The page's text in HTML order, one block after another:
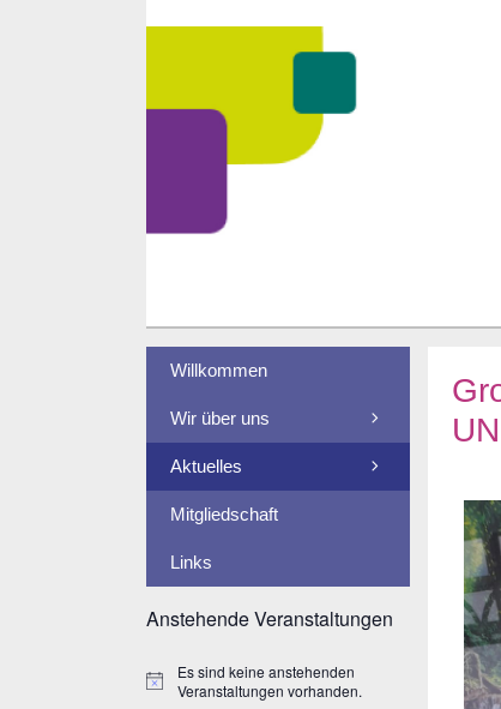
Willkommen
Wir über uns
Aktuelles
Mitgliedschaft
Links
Anstehende Veranstaltungen
H
Es sind keine anstehenden
Veranstaltungen vorhanden.